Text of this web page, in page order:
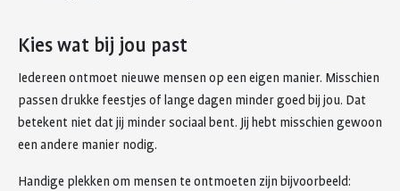
Kies wat bij jou past
Iedereen ontmoet nieuwe mensen op een eigen manier. Misschien
passen drukke feestjes of lange dagen minder goed bij jou. Dat
betekent niet dat jij minder sociaal bent. Jij hebt misschien gewoon
een andere manier nodig.
Handige plekken om mensen te ontmoeten zijn bijvoorbeeld: